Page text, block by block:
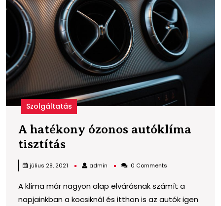
Szolgáltatás
A hatékony ózonos autóklíma
tisztításA
ózonos
autóklíma
tisztítás
július 28, 2021 admin admin 0 Comments
A klíma már nagyon alap elvárásnak számít a
napjainkban a kocsiknál és itthon is az autók igen